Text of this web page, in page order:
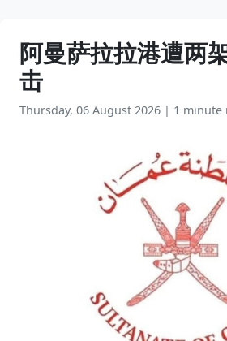
阿曼萨拉拉港遭两
击
Thursday, 06 August 2026 | 1 minute